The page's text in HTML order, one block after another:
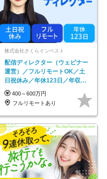
株式会社さくらインベスト
配信ディレクター（ウェビナー
運営）／フルリモートOK／土
日祝休み／年休123日／年収
600万円可
400～600万円
フルリモートあり